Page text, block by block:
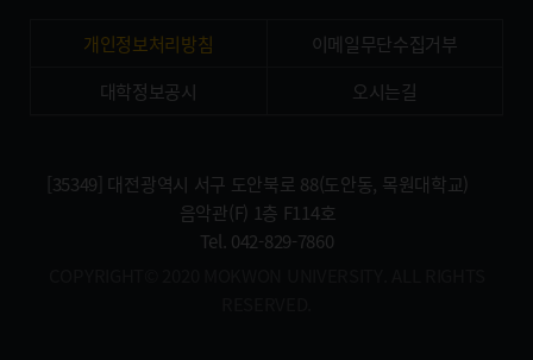
개인정보처리방침
이메일무단수집거부
대학정보공시
오시는길
[35349] 대전광역시 서구 도안북로 88(도안동, 목원대학교)
음악관(F) 1층 F114호
Tel. 042-829-7860